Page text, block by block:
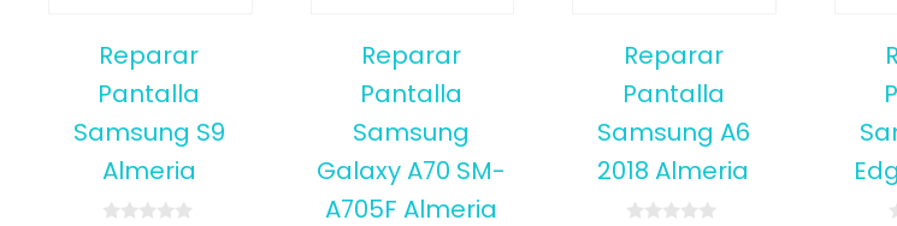
Reparar
Pantalla
Samsung S9
Almeria
Reparar
Pantalla
Samsung
Galaxy A70 SM-
A705F Almeria
Reparar
Pantalla
Samsung A6
2018 Almeria